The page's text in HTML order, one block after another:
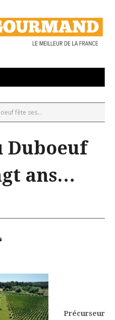
fête ses...
Duboeuf
ans…
Précurseur